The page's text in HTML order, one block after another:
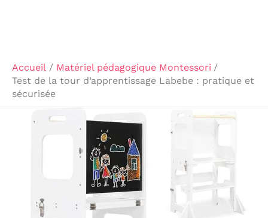
Accueil
Matériel pédagogique Montessori
Test de la tour d’apprentissage Labebe : pratique et
sécurisée